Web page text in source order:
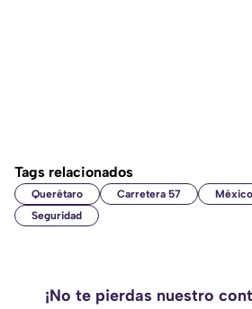
Tags relacionados
Querétaro Carretera 57
Seguridad
¡No te pierdas nuestro